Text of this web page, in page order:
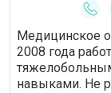
Медицинское
2008 года
навыками. Не